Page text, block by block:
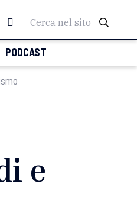
Cerca nel sito
PODCAST
e